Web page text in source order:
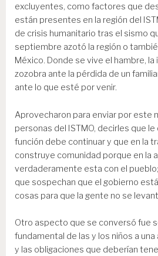
excluyentes, como factores que
están presentes en la región del
de crisis humanitario tras el sismo
septiembre azotó la región o
México. Donde se vive el hambre,
zozobra ante la pérdida de un
ante lo que esté por venir.
Aprovecharon para enviar por este
personas del ISTMO, decirles que le
función debe continuar y que en la
construye comunidad porque en la
verdaderamente esta con el
que sospechan que el gobierno
cosas para que la gente no se
Otro aspecto que se conversó fue
fundamental de las y los niños a
y las obligaciones que deberían